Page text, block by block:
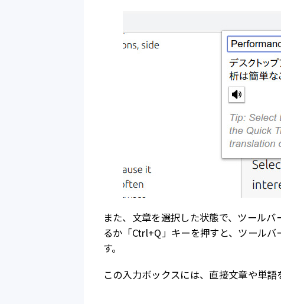
また、文章を選択した状態で、ツール
るか「Ctrl+Q」キーを押すと、ツール
す。
この入力ボックスには、直接文章や単語